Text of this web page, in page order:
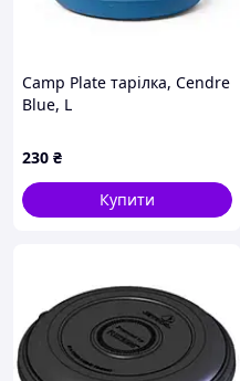
Camp Plate тарілка, Cendre
Blue, L
230 ₴
Купити